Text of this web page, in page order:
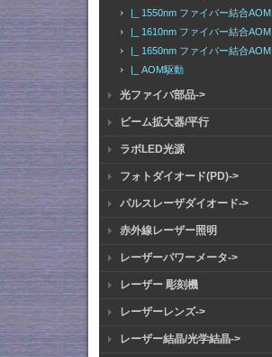
|_ 1550nm ファイバー結合AOM
|_ 1610nm ファイバー結合AOM
|_ 1650nm ファイバー結合AOM
|_ AOM駆動
光ファイバ部品->
ビーム拡大器/平行
ラボLED光源
フォトダイオード(PD)->
パルスレーザダイオード->
赤外線レーザー照明
レーザーパワーメータ->
レーザー 彫刻機
レーザーレンズ->
レーザー結晶/光学結晶->